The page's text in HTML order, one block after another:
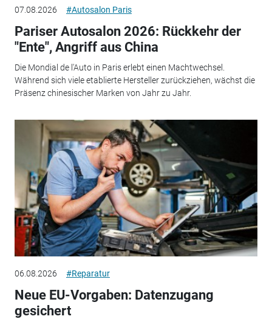
07.08.2026 #Autosalon Paris
Pariser Autosalon 2026: Rückkehr der
"Ente", Angriff aus China
Die Mondial de l'Auto in Paris erlebt einen Machtwechsel.
Während sich viele etablierte Hersteller zurückziehen, wächst die
Präsenz chinesischer Marken von Jahr zu Jahr.
06.08.2026 #Reparatur
Neue EU-Vorgaben: Datenzugang
gesichert